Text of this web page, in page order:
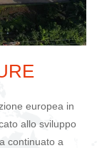
europea in
allo sviluppo
continuato a